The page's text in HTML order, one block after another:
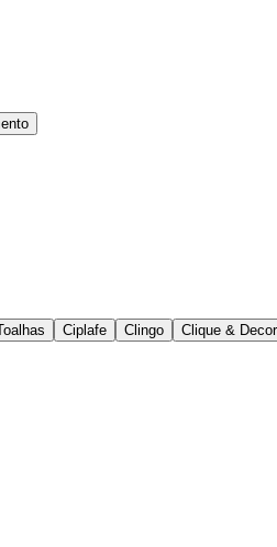
Ciplafe Clingo Clique &